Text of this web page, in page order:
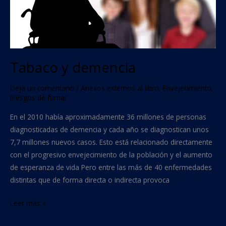
Tabaco y demencia
Deja un comentario / Anexos externos al libro, Envejecimiento,
Riesgos de fumar
En el 2010 había aproximadamente 36 millones de personas
diagnosticadas de demencia y cada año se diagnostican unos
7,7 millones nuevos casos. Esto está relacionado directamente
con el progresivo envejecimiento de la población y el aumento
de esperanza de vida Pero entre las más de 40 enfermedades
distintas que de forma directa o indirecta provoca
Leer más »